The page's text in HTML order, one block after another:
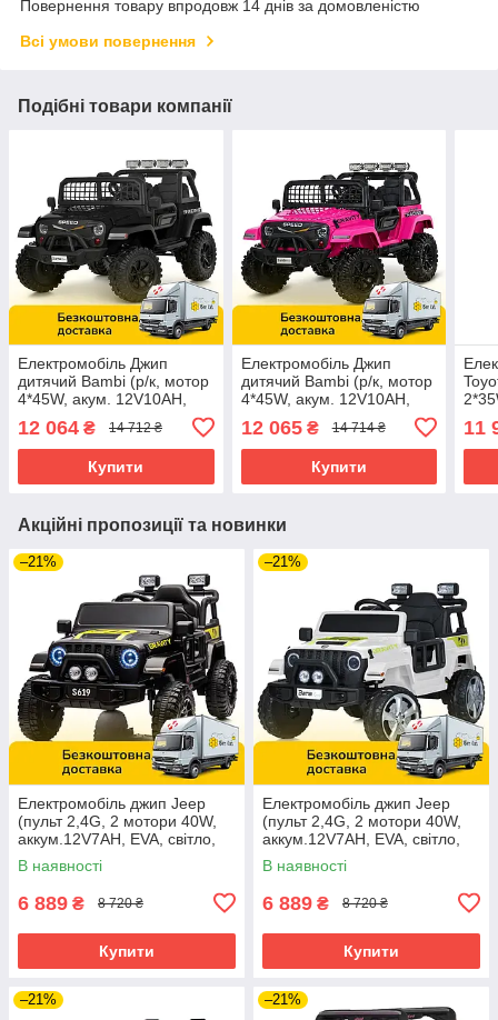
Повернення товару впродовж 14 днів за домовленістю
Всі умови повернення
Подібні товари компанії
Електромобіль Джип
дитячий Bambi (р/к, мотор
4*45W, акум. 12V10AH,
MP3, USB, BLUETOOTH)
M 6376EBLR-2 Чорний
12 064 ₴ 14 712 ₴
Купити
Електромобіль Джип
дитячий Bambi (р/к, мотор
4*45W, акум. 12V10AH,
MP3, USB, BLUETOOTH)
M 6376EBLR-8 Рожевий
12 065₴ 14 714 ₴
Купити
M
11
Акційні пропозиції та новинки
–21%
Електромобіль джип Jeep
(пульт 2,4G, 2 мотори 40W,
аккум.12V7AH, EVA, світло,
музика) M 5103EBLR-2
Чорний
В наявності
6 889 ₴ 8 720 ₴
Купити
–21%
Електромобіль джип Jeep
(пульт 2,4G, 2 мотори 40W,
аккум.12V7AH, EVA, світло,
музика) M 5103EBLR-1 Білий
В наявності
6 889 ₴ 8 720 ₴
Купити
–21% –21%